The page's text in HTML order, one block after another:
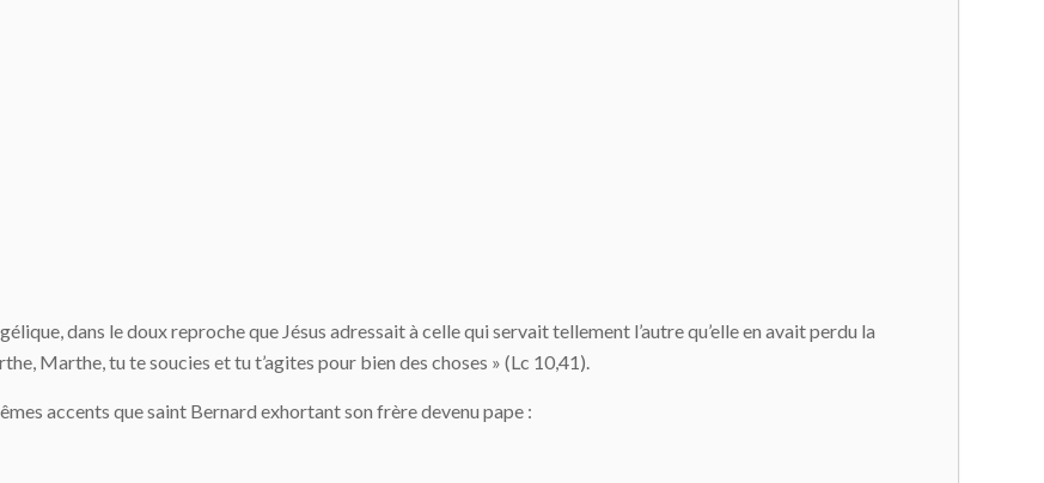
dans le doux reproche que Jésus adressait à celle qui servait tellement l’autre qu’elle en avait perdu la
Marthe, tu te soucies et tu t’agites pour bien des choses » (Lc 10,41).
accents que saint Bernard exhortant son frère devenu pape :